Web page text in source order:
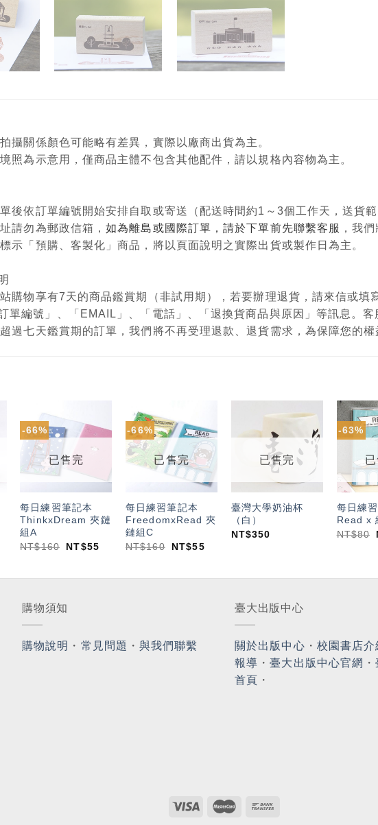
攝關係顏色可能略有差異，實際以廠商出貨為主。
照為示意用，僅商品主體不包含其他配件，請以規格內容物為主。
後依訂單編號開始安排自取或寄送（配送時間約1～3個工作天，送貨
請勿為郵政信箱，如為離島或國際訂單，請於下單前先聯繫客服 ，我
示「預購、客製化」商品，將以頁面說明之實際出貨或製作日為主。
購物享有7天的商品鑑賞期（非試用期），若要辦理退貨，請來信或
單編號」、「EMAIL」、「電話」、「退換貨商品與原因」等訊息。
過七天鑑賞期的訂單，我們將不再受理退款、退貨需求，為保障您的
-66%
加入
「願
已售完
每日練習筆記本
ThinkxDream 夾鏈
組A
NT$160 NT$55
-66%
加入
「願
望輕
單」
已售完
每日練習筆記本
FreedomxRead 夾
鏈組C
NT$160 NT$55
加入
「願
望輕
單」
已售完
臺灣大學奶油杯
（白）
NT$350
-63%
每日練
Read x
NT$80
購物須知
購物說明 ・ 常見問題 ・與我們聯繫
臺大出版中心
關於出版中心 ・ 校園書店介
報導 ・臺大出版中心官網 ・
首頁 ・